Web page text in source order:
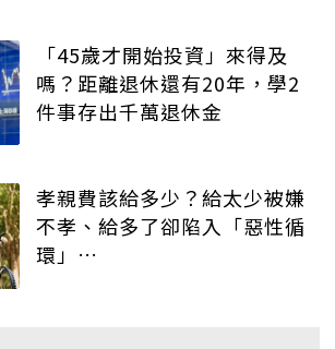
「45歲才開始投資」來得及
嗎？距離退休還有20年，學2
件事存出千萬退休金
孝親費該給多少？給太少被嫌
不孝、給多了卻陷入「惡性循
環」…